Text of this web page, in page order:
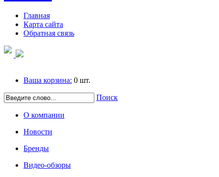
Главная
Карта сайта
Обратная связь
Ваша корзина: 0 шт.
Поиск
О компании
Новости
Бренды
Видео-обзоры